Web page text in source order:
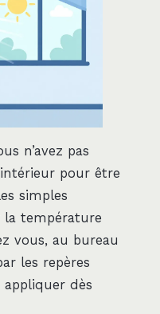
n’avez pas
pour être
simples
température
vous, au bureau
les repères
dès